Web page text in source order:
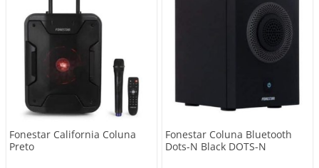
Fonestar California Coluna
Preto
Fonestar Coluna Bluetooth
Dots-N Black DOTS-N